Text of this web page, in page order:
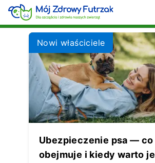
Nowi właściciele
Ubezpieczenie psa — co
obejmuje i kiedy warto je